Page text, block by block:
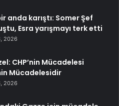
anda karıştı: Somer Şef
Esra yarışmayı terk etti
2026
CHP’nin Mücadelesi
Mücadelesidir
2026